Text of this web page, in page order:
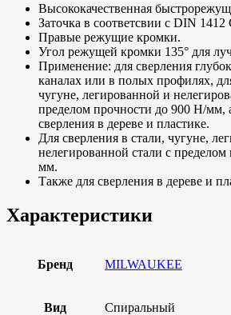
Высококачественная
Заточка в соответсвии с DIN 1412
Правые режущие кромки.
Угол режущей кромки 135° для
Применение: для сверления
каналах или в полых профилях,
чугуне, легированной и
пределом прочности до 900 Н/мм,
сверления в дереве и пластике.
Для сверления в стали, чугуне,
нелегированной стали с
мм.
Также для сверления в дереве и
Характеристики
Бренд MILWAUKEE
Вид Спиральный